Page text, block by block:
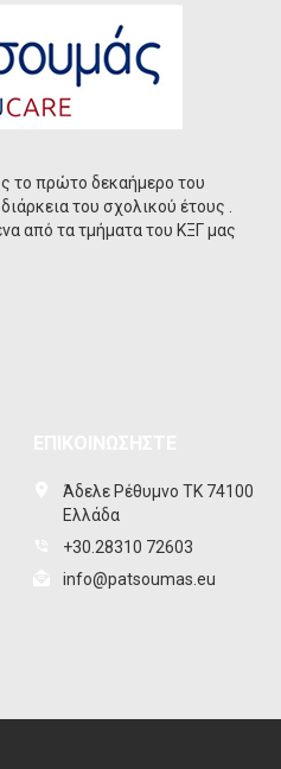
το πρώτο δεκαήμερο του
του σχολικού έτους .
από τα τμήματα του ΚΞΓ μας
Άδελε Ρέθυμνο ΤΚ 74100
Ελλάδα
+30.28310 72603
info@patsoumas.eu